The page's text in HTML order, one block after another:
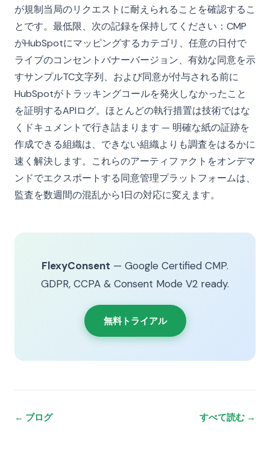
が規制当局のリクエストに耐えられることを確認するこ
とです。最低限、次の記録を保持してください：CMP
がHubSpotにマッピングするカテゴリ、任意の日付で
ライブのコンセントバナーバージョン、有効な同意を示
すサンプルTC文字列、および同意が付与される前に
HubSpotがトラッキングコールを発火しなかったこと
を証明するAPIログ。ほとんどの執行措置は技術ではな
くドキュメントで行き詰まります — 明確な紙の証跡を
作成できる組織は、できない組織よりも調査をはるかに
速く解決します。これらのアーティファクトをオンデマ
ンドでエクスポートする同意管理プラットフォームは、
監査を数週間の混乱から1日の対応に変えます。
FlexyConsent — Google Certified CMP.
GDPR, CCPA & Consent Mode V2 ready.
無料トライアル
← ブログ すべて読む →